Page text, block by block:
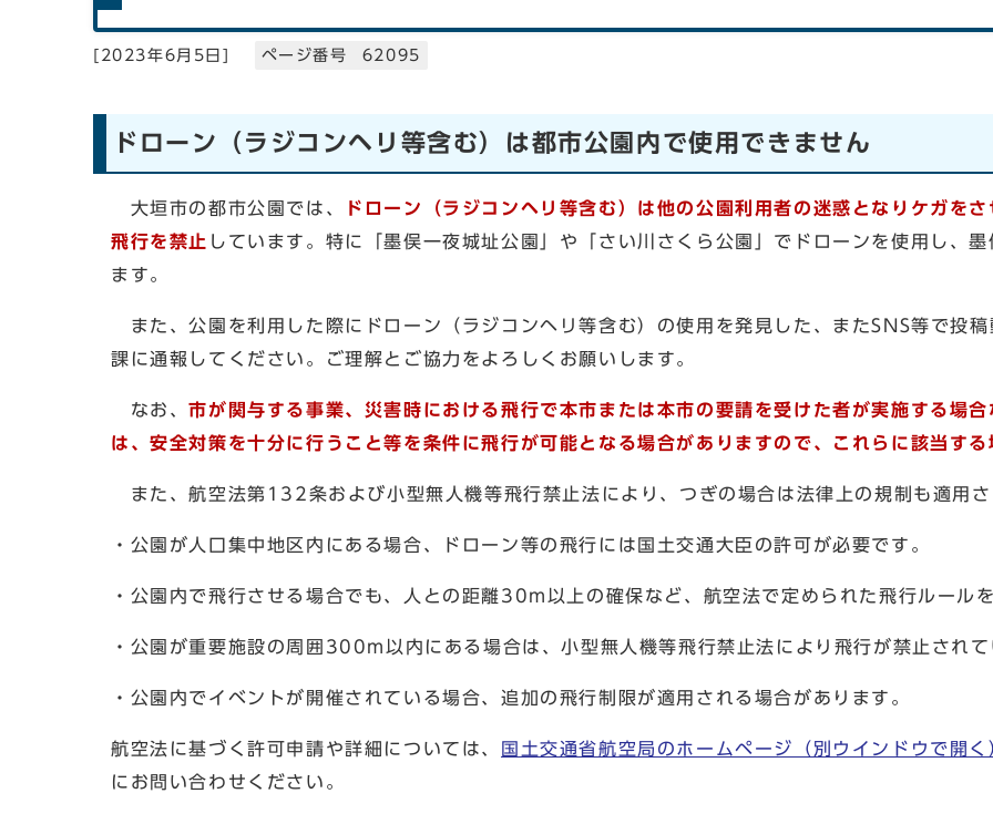
2023年6月5日 ページ番号 62095
ドローン（ラジコンヘリ等含む）は都市公園内で使用できません
大垣市の都市公園では、
ドローン（ラジコンヘリ等含む）は他の公園利用者の迷惑となりケガを
飛行を禁止 しています。特に「墨俣一夜城址公園」や「さい川さくら公園」でドローンを使用し、
ます。
また、公園を利用した際にドローン（ラジコンヘリ等含む）の使用を発見した、またSNS等で投
課に通報してください。ご理解とご協力をよろしくお願いします。
なお、市が関与する事業、災害時における飛行で本市または本市の要請を受けた者が実施する場
は、安全対策を十分に行うこと等を条件に飛行が可能となる場合がありますので、これらに該当す
また、航空法第132条および小型無人機等飛行禁止法により、つぎの場合は法律上の規制も適用
・公園が人口集中地区内にある場合、ドローン等の飛行には国土交通大臣の許可が必要です。
・公園内で飛行させる場合でも、人との距離30m以上の確保など、航空法で定められた飛行ルール
・公園が重要施設の周囲300m以内にある場合は、小型無人機等飛行禁止法により飛行が禁止され
・公園内でイベントが開催されている場合、追加の飛行制限が適用される場合があります。
航空法に基づく許可申請や詳細については、 国土交通省航空局のホームページ
（別ウインドウで開く
にお問い合わせください。